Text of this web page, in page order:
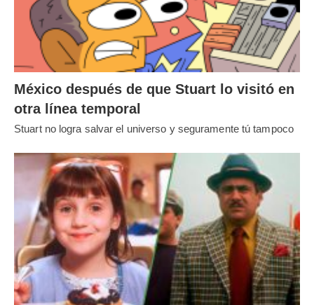
México después de que Stuart lo visitó en
otra línea temporal
Stuart no logra salvar el universo y seguramente tú tampoco